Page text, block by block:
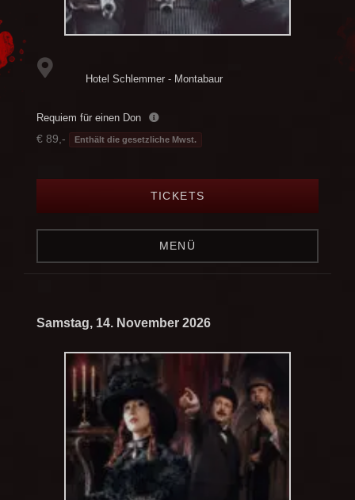
Hotel Schlemmer - Montabaur
Requiem für einen Don
€ 89,- Enthält die gesetzliche Mwst.
TICKETS
MENÜ
Samstag, 14. November 2026